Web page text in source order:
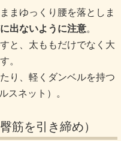
まゆっくり腰を落としま
出ないように注意。
と、太ももだけでなく大
。
り、軽くダンベルを持つ
スネット）。
筋を引き締め）